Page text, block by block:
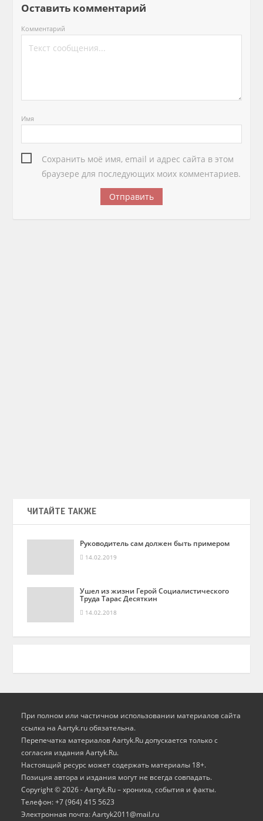
Оставить комментарий
Комментарий
Имя
Сохранить моё имя, email и адрес сайта в этом
браузере для последующих моих комментариев.
ЧИТАЙТЕ ТАКЖЕ
Руководитель сам должен быть примером
14.02.2019
Ушел из жизни Герой Социалистического
Труда Тарас Десяткин
14.02.2018
При полном или частичном использовании материалов сайта
ссылка на Aartyk.ru oбязательна.
Перепечатка материалов Aartyk.Ru допускается только с
согласия издания Aartyk.Ru.
Настоящий ресурс может содержать материалы 18+.
Позиция автора и издания могут не всегда совпадать.
Copyright © 2026 - Aartyk.Ru – хроника, события и факты.
Телефон: +7 (964) 415 5623
Электронная почта: Aartyk2011@mail.ru